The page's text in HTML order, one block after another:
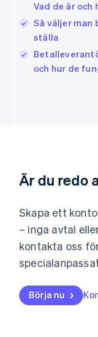
Vad de är
Så väljer
ställa
och hur de
Är du redo
Skapa ett
– inga avtal
kontakta oss
Börja nu
Japan
日本語 English
Kanada
English
Kroatien
EnglishItaliano
Malaysia
English
Mexiko
Nederländerna
Nederlands
English
Nya Zeeland